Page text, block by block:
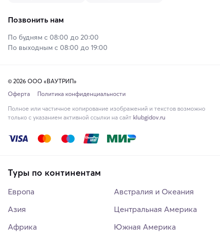
Позвонить нам
По будням с 08:00 до 20:00
По выходным с 08:00 до 19:00
© 2026 ООО «ВАУТРИП»
Оферта
Политика конфиденциальности
Полное или частичное копирование изображений и текстов возможно
только с указанием активной ссылки на сайт klubgidov.ru
Туры по континентам
Европа
Азия
Африка
Австралия и Океания
Центральная Америка
Южная Америка